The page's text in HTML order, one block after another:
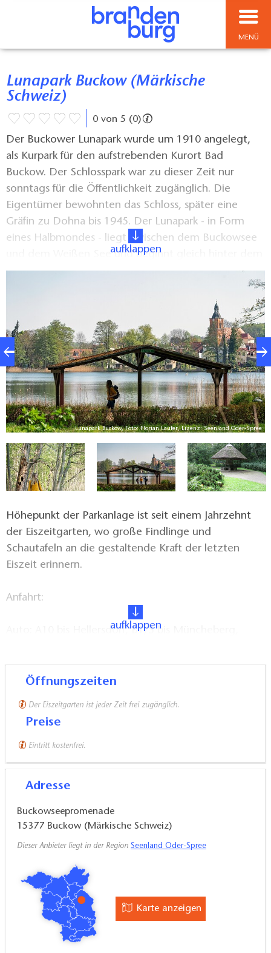
MENÜ
Lunapark Buckow (Märkische
Schweiz)
0 von 5 (0)
Der Buckower Lunapark wurde um 1910 angelegt,
als Kurpark für den aufstrebenden Kurort Bad
Buckow. Der Schlosspark war zu dieser Zeit nur
sonntags für die Öffentlichkeit zugänglich. Die
Eigentümer bewohnten das Schloss, später eine
Gräfin zu Dohna bis 1945. Der Lunapark - in Form
eines Halbmondes - liegt zwischen dem Buckowsee
und dem Weißen See und beginnt gleich hinter dem
Brecht-Haus. Es gibt sehr schöne Aussichten auf die
aufklappen
Lunapark Buckow, Foto: Florian Läufer, Lizenz: Seenland Oder-Spree
Höhepunkt der Parkanlage ist seit einem Jahrzehnt
der Eiszeitgarten, wo große Findlinge und
Schautafeln an die gestaltende Kraft der letzten
Eiszeit erinnern.
Anfahrt:
​Auto: A10 bis Hellersdorf, B1/5 bis Müncheberg,
​Bahn: RB26 bis Müncheberg, Anschlussbus 982 nach
aufklappen
Öffnungszeiten
Der Eiszeitgarten ist jeder Zeit frei zugänglich.
Preise
Eintritt kostenfrei.
Adresse
Buckowseepromenade
15377 Buckow (Märkische Schweiz)
Dieser Anbieter liegt in der Region Seenland Oder-Spree
Karte anzeigen